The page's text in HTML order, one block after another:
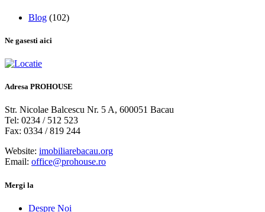
Blog (102)
Ne gasesti aici
Adresa PROHOUSE
Str. Nicolae Balcescu Nr. 5 A, 600051 Bacau
Tel: 0234 / 512 523
Fax: 0334 / 819 244
Website: imobiliarebacau.org
Email: office@prohouse.ro
Mergi la
Despre Noi